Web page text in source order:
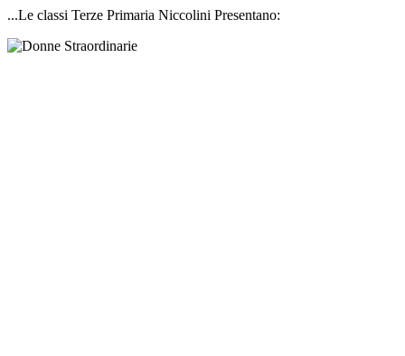
...Le classi Terze Primaria Niccolini Presentano: